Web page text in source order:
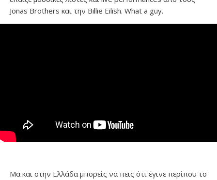
Jonas Brothers και την Billie Eilish. What a guy.
Μα και στην Ελλάδα μπορείς να πεις ότι έγινε περίπου το